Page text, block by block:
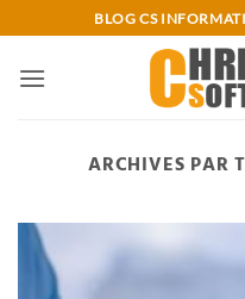
au
contenu
BLOG CS
ARCHIVES PAR